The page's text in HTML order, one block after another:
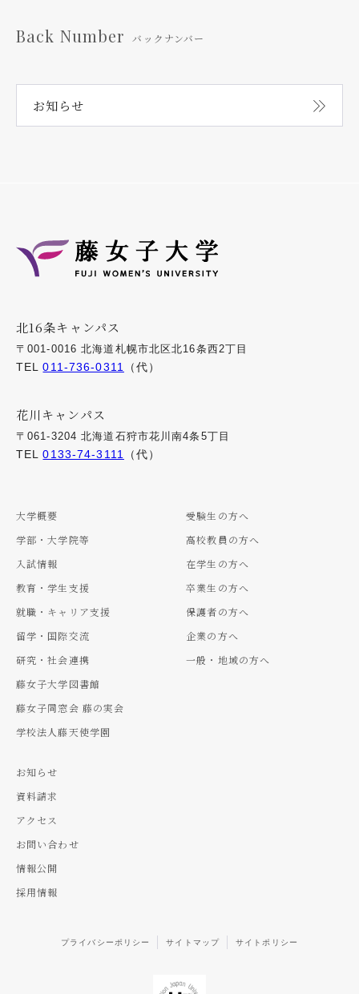
Back Number バックナンバー
お知らせ
北16条キャンパス
〒001-0016 北海道札幌市北区北16条西2丁目
TEL011-736-0311 （代）
花川キャンパス
〒061-3204 北海道石狩市花川南4条5丁目
TEL0133-74-3111 （代）
大学概要
学部・大学院等
入試情報
教育・学生支援
就職・キャリア支援
留学・国際交流
研究・社会連携
藤女子大学図書館
藤女子同窓会 藤の実会
学校法人藤天使学園
受験生の方へ
高校教員の方へ
在学生の方へ
卒業生の方へ
保護者の方へ
企業の方へ
一般・地域の方へ
お知らせ
資料請求
アクセス
お問い合わせ
情報公開
採用情報
プライバシーポリシー サイトマップ サイトポリシー